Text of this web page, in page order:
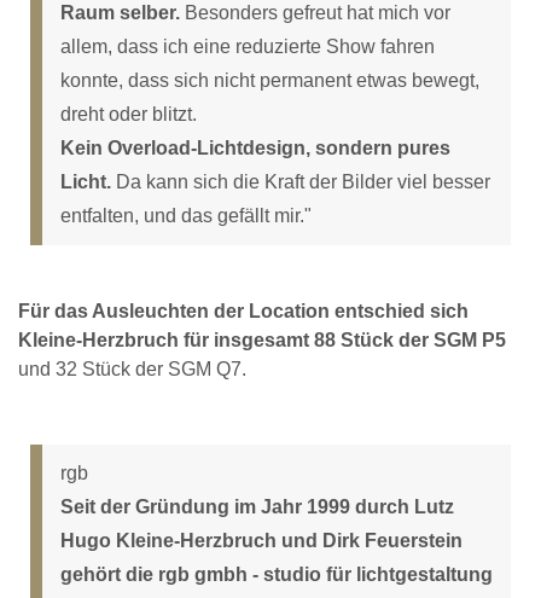
Raum selber. Besonders gefreut hat mich vor
allem, dass ich eine reduzierte Show fahren
konnte, dass sich nicht permanent etwas bewegt,
dreht oder blitzt.
Kein Overload-Lichtdesign, sondern pures
Licht. Da kann sich die Kraft der Bilder viel besser
entfalten, und das gefällt mir."
Für das Ausleuchten der Location entschied sich
Kleine-Herzbruch für insgesamt 88 Stück der SGM P5
und 32 Stück der SGM Q7.
rgb
Seit der Gründung im Jahr 1999 durch Lutz
Hugo Kleine-Herzbruch und Dirk Feuerstein
gehört die rgb gmbh - studio für lichtgestaltung